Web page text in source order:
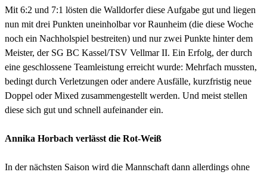
Mit 6:2 und 7:1 lösten die Walldorfer diese Aufgabe gut und liegen
nun mit drei Punkten uneinholbar vor Raunheim (die diese Woche
noch ein Nachholspiel bestreiten) und nur zwei Punkte hinter dem
Meister, der SG BC Kassel/TSV Vellmar II. Ein Erfolg, der durch
eine geschlossene Teamleistung erreicht wurde: Mehrfach mussten,
bedingt durch Verletzungen oder andere Ausfälle, kurzfristig neue
Doppel oder Mixed zusammengestellt werden. Und meist stellen
diese sich gut und schnell aufeinander ein.
Annika Horbach verlässt die Rot-Weiß
In der nächsten Saison wird die Mannschaft dann allerdings ohne